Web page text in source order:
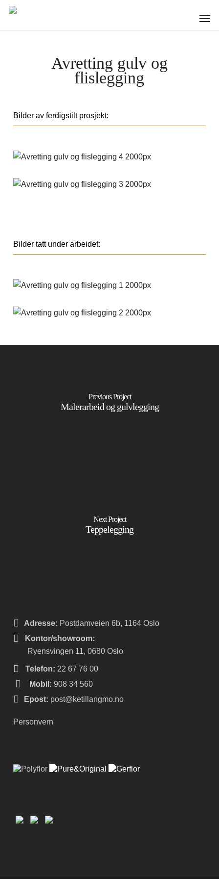
Skip
Menu
Avretting gulv og
flislegging
Bilder av ferdigstilt prosjekt:
Bilder tatt under arbeidet:
Previous Project
Malerarbeid og gulvlegging
Next Project
Teppelegging
Adresse: Postdamveien 6b, 1164 Oslo
Kontor/showroom:
Ryensvingen 11, 0680 Oslo
Telefon: 22 67 76 00
Mobil: 908 34 560
Epost: post@ketillangmo.no
Personvern